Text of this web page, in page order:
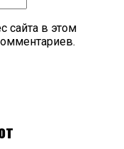
сайта в этом